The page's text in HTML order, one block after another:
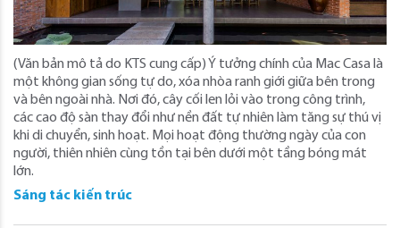
(Văn bản mô tả do KTS cung cấp) Ý tưởng chính của Mac Casa là
một không gian sống tự do, xóa nhòa ranh giới giữa bên trong
và bên ngoài nhà. Nơi đó, cây cối len lỏi vào trong công trình,
các cao độ sàn thay đổi như nền đất tự nhiên làm tăng sự thú vị
khi di chuyển, sinh hoạt. Mọi hoạt động thường ngày của con
người, thiên nhiên cùng tồn tại bên dưới một tầng bóng mát
lớn.
Sáng tác kiến trúc